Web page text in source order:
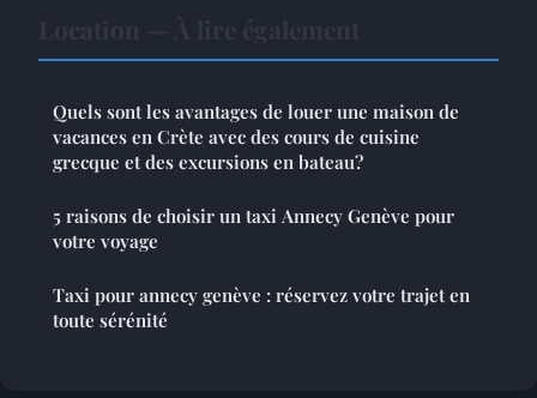
Quels sont les avantages de louer une maison de
vacances en Crète avec des cours de cuisine
grecque et des excursions en bateau?
5 raisons de choisir un taxi Annecy Genève pour
votre voyage
Taxi pour annecy genève : réservez votre trajet en
toute sérénité